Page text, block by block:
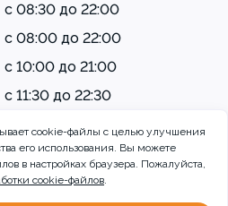
с 08:30 до 22:00
с 08:00 до 22:00
с 10:00 до 21:00
с 11:30 до 22:30
cookie-файлы с целью улучшения
его использования. Вы можете
в настройках браузера. Пожалуйста,
cookie-файлов.